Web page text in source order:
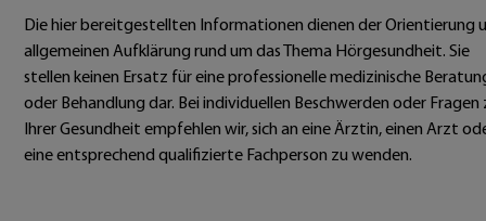
Die hier bereitgestellten Informationen dienen der Orientierung
allgemeinen Aufklärung rund um das Thema Hörgesundheit. Sie
stellen keinen Ersatz für eine professionelle medizinische
oder Behandlung dar. Bei individuellen Beschwerden oder Fragen
Ihrer Gesundheit empfehlen wir, sich an eine Ärztin, einen Arzt
eine entsprechend qualifizierte Fachperson zu wenden.